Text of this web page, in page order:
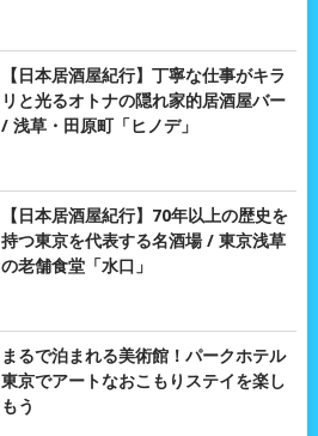
【日本居酒屋紀行】丁寧な仕事がキラ
リと光るオトナの隠れ家的居酒屋バー
/ 浅草・田原町「ヒノデ」
【日本居酒屋紀行】70年以上の歴史を
持つ東京を代表する名酒場 / 東京浅草
の老舗食堂「水口」
まるで泊まれる美術館！パークホテル
東京でアートなおこもりステイを楽し
もう